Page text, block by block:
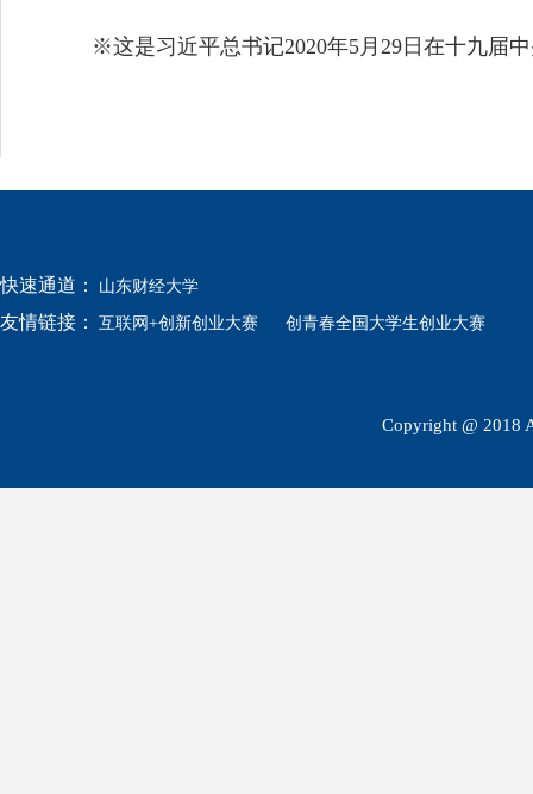
※这是习近平总书记2020年5月29日在十九届
快速通道： 山东财经大学
友情链接： 互联网+创新创业大赛 创青春全国大学生创业大赛
Copyright @ 2018